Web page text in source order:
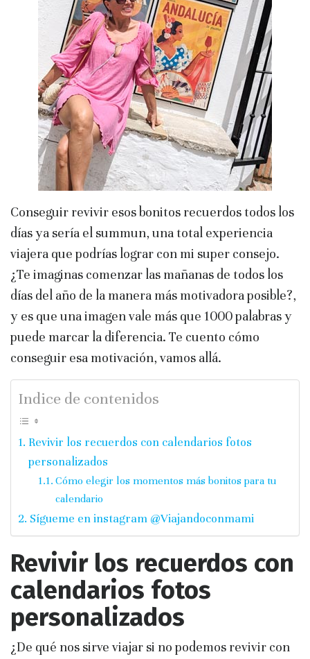
Conseguir revivir esos bonitos recuerdos todos los
días ya sería el summun, una total experiencia
viajera que podrías lograr con mi super consejo.
¿Te imaginas comenzar las mañanas de todos los
días del año de la manera más motivadora posible?,
y es que una imagen vale más que 1000 palabras y
puede marcar la diferencia. Te cuento cómo
conseguir esa motivación, vamos allá.
Indice de contenidos
Revivir los recuerdos con calendarios fotos
personalizados
Cómo elegir los momentos más bonitos para tu
calendario
Sígueme en instagram @Viajandoconmami
Revivir los recuerdos con
calendarios fotos
personalizados
¿De qué nos sirve viajar si no podemos revivir con